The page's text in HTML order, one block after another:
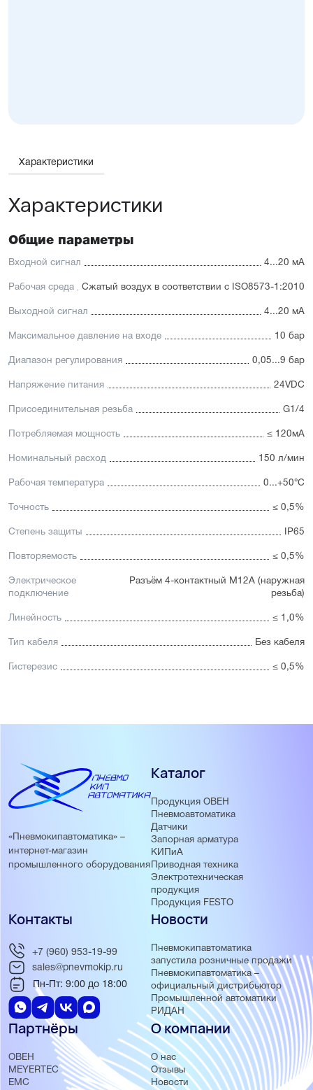
Характеристики
Характеристики
Общие параметры
Входной сигнал 4...20 мА
Рабочая среда Сжатый воздух в соответствии с ISO8573-1:2010
Выходной сигнал 4...20 мА
Максимальное давление на входе 10 бар
Диапазон регулирования 0,05...9 бар
Напряжение питания 24VDC
Присоединительная резьба G1/4
Потребляемая мощность ≤ 120мА
Номинальный расход 150 л/мин
Рабочая температура 0...+50°С
Точность ≤ 0,5%
Степень защиты IP65
Повторяемость ≤ 0,5%
Электрическое
подключение
Разъём 4-контактный М12А (наружная
резьба)
Линейность ≤ 1,0%
Тип кабеля Без кабеля
Гистерезис ≤ 0,5%
«Пневмокипавтоматика» –
интернет-магазин
промышленного оборудования
Каталог
Продукция ОВЕН
Пневмоавтоматика
Датчики
Запорная арматура
КИПиА
Приводная техника
Электротехническая
продукция
Продукция FESTO
Новости
Пневмокипавтоматика
запустила розничные продажи
Пневмокипавтоматика –
официальный дистрибьютор
Промышленной автоматики
РИДАН
Партнёры
ОВЕН
MEYERTEC
EMC
О компании
О нас
Отзывы
Новости
Контакты
+7 (960) 953-19-99
sales@pnevmokip.ru
Пн-Пт: 9:00 до 18:00